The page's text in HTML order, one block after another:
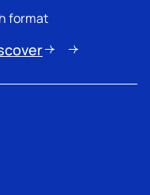
format